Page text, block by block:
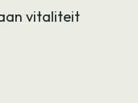
vitaliteit